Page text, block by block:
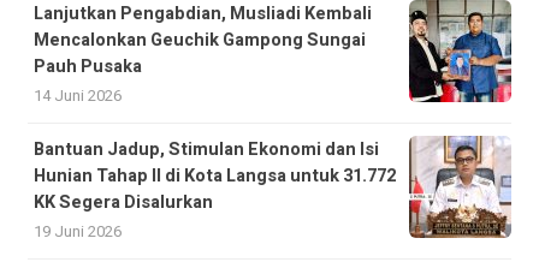
Lanjutkan Pengabdian, Musliadi Kembali
Mencalonkan Geuchik Gampong Sungai
Pauh Pusaka
14 Juni 2026
Bantuan Jadup, Stimulan Ekonomi dan Isi
Hunian Tahap II di Kota Langsa untuk 31.772
KK Segera Disalurkan
19 Juni 2026